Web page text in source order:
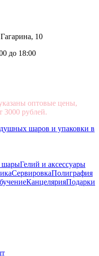
10
до 18:00
оптовые цены,
3000 рублей.
шарыГелий и аксессуары
СервировкаПолиграфия
КанцелярияПодарки